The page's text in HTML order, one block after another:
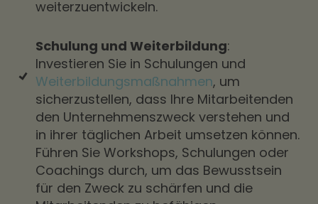
weiterzuentwickeln.
Schulung und Weiterbildung:
Investieren Sie in Schulungen und
Weiterbildungsmaßnahmen, um
sicherzustellen, dass Ihre Mitarbeitenden
den Unternehmenszweck verstehen und
in ihrer täglichen Arbeit umsetzen können.
Führen Sie Workshops, Schulungen oder
Coachings durch, um das Bewusstsein
für den Zweck zu schärfen und die